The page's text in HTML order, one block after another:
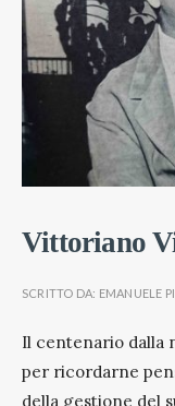
Vittoriano
SCRITTO DA: EMANUELE
Il centenario dalla
per ricordarne
della gestione del